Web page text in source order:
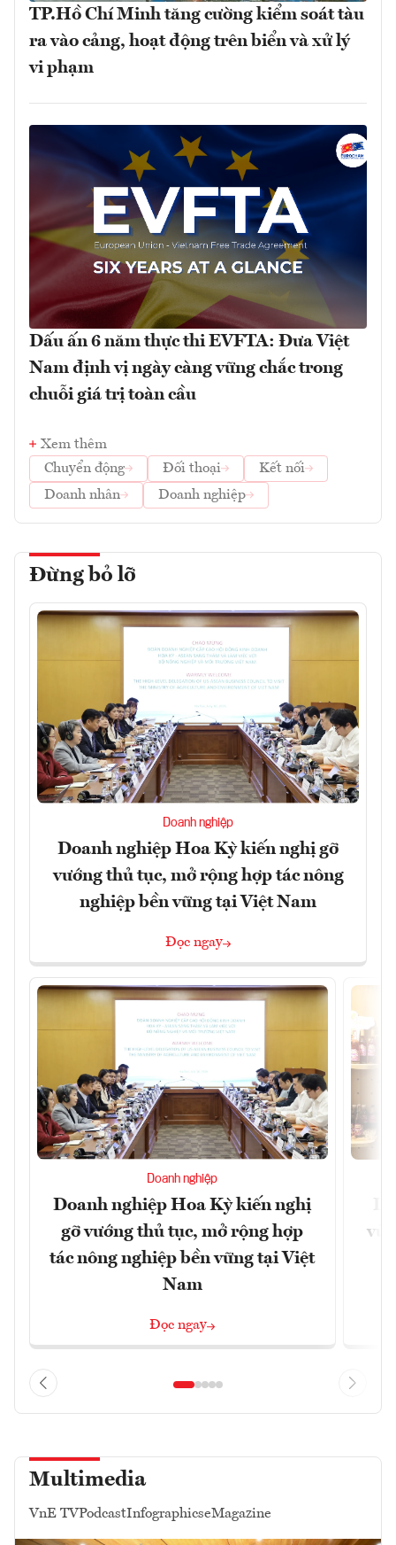
TP.Hồ Chí Minh tăng cường kiểm soát tàu
ra vào cảng, hoạt động trên biển và xử lý
vi phạm
Dấu ấn 6 năm thực thi EVFTA: Đưa Việt
Nam định vị ngày càng vững chắc trong
chuỗi giá trị toàn cầu
Xem thêm
Chuyển động
Đối thoại
Kết nối
Doanh nhân
Doanh nghiệp
Đừng bỏ lỡ
Doanh nghiệp
Doanh nghiệp Hoa Kỳ kiến nghị gỡ
vướng thủ tục, mở rộng hợp tác nông
nghiệp bền vững tại Việt Nam
Đọc ngay
Doanh nghiệp
Doanh nghiệp Hoa Kỳ kiến nghị
gỡ vướng thủ tục, mở rộng hợp
tác nông nghiệp bền vững tại Việt
Nam
Đọc ngay
Multimedia
VnE TVPodcastInfographicseMagazine